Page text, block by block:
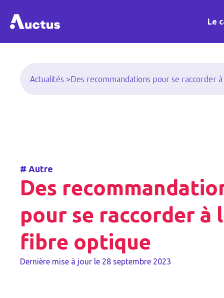
Le
Actualités >Des recommandations pour se raccorder
# Autre
Des
pour se raccorder à
fibre optique
Dernière mise à jour le 28 septembre 2023